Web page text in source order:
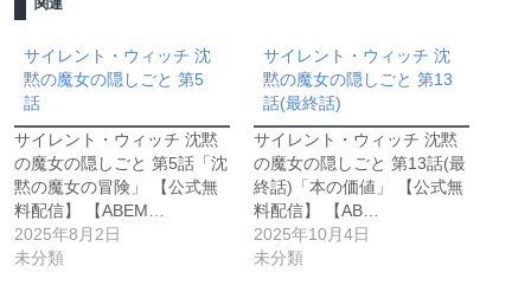
サイレント・ウィッチ 沈
黙の魔女の隠しごと 第5
話
サイレント・ウィッチ 沈黙
の魔女の隠しごと 第5話「沈
黙の魔女の冒険」 【公式無
料配信】 【ABEM…
2025年8月2日
未分類
サイレント・ウィッチ 沈
黙の魔女の隠しごと 第13
話(最終話)
サイレント・ウィッチ 沈黙
の魔女の隠しごと 第13話(最
終話)「本の価値」 【公式無
料配信】 【AB…
2025年10月4日
未分類